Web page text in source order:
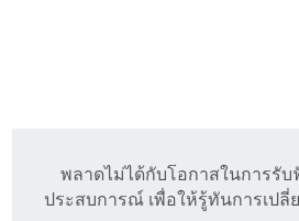
พลาดไม่ได้กับโอกาสในการรั
ประสบการณ์ เพื่อให้รู้ทันการเปลี่